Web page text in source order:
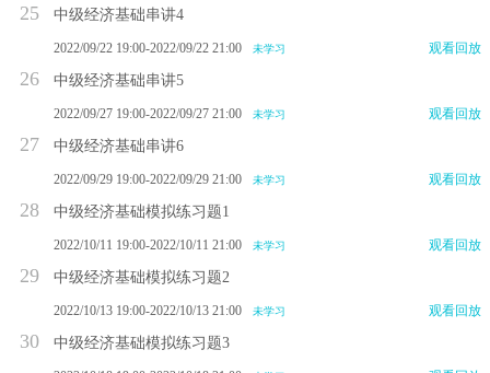
25 中级经济基础串讲4
2022/09/22 19:00-2022/09/22 21:00 未学习 观看回放
26 中级经济基础串讲5
2022/09/27 19:00-2022/09/27 21:00 未学习 观看回放
27 中级经济基础串讲6
2022/09/29 19:00-2022/09/29 21:00 未学习 观看回放
28 中级经济基础模拟练习题1
2022/10/11 19:00-2022/10/11 21:00 未学习 观看回放
29 中级经济基础模拟练习题2
2022/10/13 19:00-2022/10/13 21:00 未学习 观看回放
30 中级经济基础模拟练习题3